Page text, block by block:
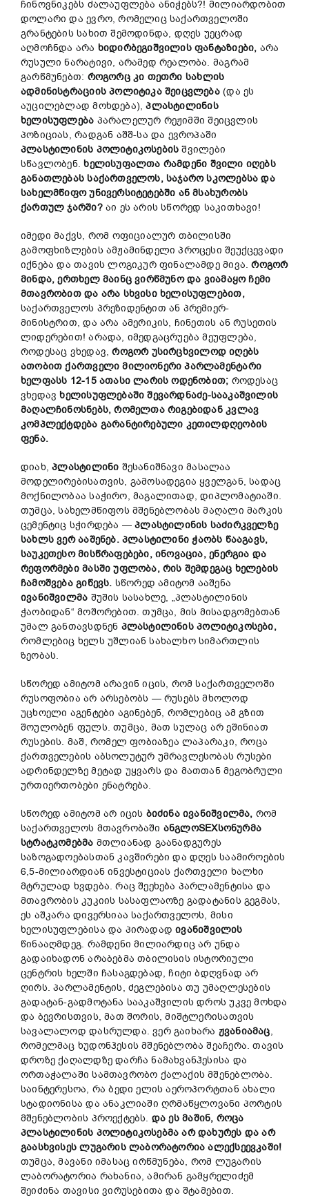
ჩინოვნიკებს ძალაუფლება ანიჭებს?! მილიარდობით
დოლარი და ევრო, რომელიც საქართველოში
გრანტების სახით შემოდინდა, დღეს უეცრად
აღმოჩნდა არა ხიდირბეგიშვილის ფანტაზიები, არა
რუსული ნარატივი, არამედ რეალობა. მაგრამ
გარწმუნებთ: როგორც კი თეთრი სახლის
ადმინისტრაციის პოლიტიკა შეიცვლება(და ეს
აუცილებლად მოხდება),პლასტილინის
ხელისუფლება პარალელურ რეჟიმში შეიცვლის
პოზიციას, რადგან აშშ-სა და ევროპაში
პლასტილინის პოლიტიკოსებისშვილები
სწავლობენ. ხელისუფალთა რამდენი შვილი იღებს
განათლებას საქართველოს, საჯარო სკოლებსა და
სახელმწიფო უნივერსიტეტებში ან მსახურობს
ქართულ ჯარში?აი ეს არის სწორედ საკითხავი!
იმედი მაქვს, რომ ოფიციალურ თბილისში
გამოფხიზლების ამჟამინდელი პროცესი შეუქცევადი
იქნება და თავის ლოგიკურ ფინალამდე მივა.როგორ
მინდა, ერთხელ მაინც ვირწმუნო და ვიამაყო ჩემი
მთავრობით და არა სხვისი ხელისუფლებით,
საქართველოს პრეზიდენტით ან პრემიერ-
მინისტრით, და არა ამერიკის, ჩინეთის ან რუსეთის
ლიდერებით! არადა, იმედგაცრუება მეუფლება,
როდესაც ვხედავ,როგორ უსირცხვილოდ იღებს
ათობით ქართველი მილიონერი პარლამენტარი
ხელფასს 12-15 ათასი ლარის ოდენობით; როდესაც
ვხედავ ხელისუფლებაში შევარდნაძე-სააკაშვილის
მაღალჩინოსნებს, რომელთა რიგებიდან კვლავ
კომპლექტდება გარანტირებული კეთილდღეობის
ფენა.
დიახ,პლასტილინი შესანიშნავი მასალაა
მოდელირებისათვის, გამოსადეგია ყველგან, სადაც
მოქნილობაა საჭირო, მაგალითად, დიპლომატიაში.
თუმცა, სახელმწიფოს მშენებლობას მაღალი მარკის
ცემენტიც სჭირდება —პლასტილინის საძირკველზე
სახლს ვერ ააშენებ. პლასტილინი ჭაობს წააგავს,
საუკეთესო მისწრაფებები, ინოვაცია, ენერგია და
რეფორმები მასში უფლობა, რის შემდეგაც ხელების
ჩამოშვება გიწევს. სწორედ ამიტომ ააშენა
ივანიშვილმა შუშის სასახლე, „პლასტილინის
ჭაობიდან“ მოშორებით. თუმცა, მის მისადგომებთან
უმალ განთავსდნენ პლასტილინის პოლიტიკოსები,
რომლებიც ხელს უშლიან სახალხო სიმართლის
ზეობას.
სწორედ ამიტომ არავინ იცის, რომ საქართველოში
რუსოფობია არ არსებობს — რუსებს მხოლოდ
უცხოელი აგენტები აგინებენ, რომლებიც ამ გზით
შოულობენ ფულს. თუმცა, მათ სულაც არ ეშინიათ
რუსების. მაშ, რომელ ფობიაზეა ლაპარაკი, როცა
ქართველების აბსოლუტურ უმრავლესობას რუსები
ადრინდელზე მეტად უყვარს და მათთან მეგობრული
ურთიერთობები ენატრება.
სწორედ ამიტომ არ იცის ბიძინა ივანიშვილმა, რომ
საქართველოს მთავრობაში ანგლოSEXსონურმა
სტრატკომებმა მთლიანად გაანადგურეს
საზოგადოებასთან კავშირები და დღეს საამიროების
6,5-მილიარდიან ინვესტიციას ქართველი ხალხი
მტრულად ხვდება. რაც შეეხება პარლამენტისა და
მთავრობის კუკიის სასაფლაოზე გადატანის გეგმას,
ეს აშკარა დივერსიაა საქართველოს, მისი
ხელისუფლებისა და პირადადივანიშვილის
წინააღმდეგ. რამდენი მილიარდიც არ უნდა
გადაიხადონ არაბებმა თბილისის ისტორიული
ცენტრის ხელში ჩასაგდებად, ჩიტი ბდღვნად არ
ღირს. პარლამენტის, ძეგლებისა თუ უმაღლესების
გადატან-გადმოტანა სააკაშვილის დროს უკვე მოხდა
და ბევრისთვის, მათ შორის, მიშტლერისათვის
სავალალოდ დასრულდა. ვერ გაიხარა ჟვანიამაც,
რომელმაც ხუდონჰესის მშენებლობა შეაჩერა. თავის
დროზე ქაღალდზე დარჩა ნამახვანჰესისა და
ორთაჭალაში სამთავრობო ქალაქის მშენებლობა.
საინტერესოა, რა ბედი ელის აეროპორტთან ახალი
სტადიონისა და ანაკლიაში ღრმაწყლოვანი პორტის
მშენებლობის პროექტებს. და ეს მაშინ, როცა
პლასტილინის პოლიტიკოსებმა არ დახურეს და არ
გაასხვისეს ლუგარის ლაბორატორია ალექსეევკაში!
თუმცა, მავანი იმასაც ირწმუნება, რომ ლუგარის
ლაბორატორია რახანია, ამირან გამყრელიძემ
შეიძინა თავისი ვირუსებითა და შტამებით.